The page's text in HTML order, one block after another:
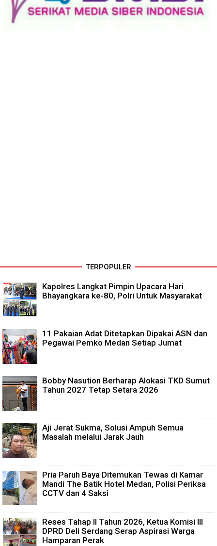
TERPOPULER
Kapolres Langkat Pimpin Upacara Hari
Bhayangkara ke-80, Polri Untuk Masyarakat
11 Pakaian Adat Ditetapkan Dipakai ASN dan
Pegawai Pemko Medan Setiap Jumat
Bobby Nasution Berharap Alokasi TKD Sumut
Tahun 2027 Tetap Setara 2026
Aji Jerat Sukma, Solusi Ampuh Semua
Masalah melalui Jarak Jauh
Pria Paruh Baya Ditemukan Tewas di Kamar
Mandi The Batik Hotel Medan, Polisi Periksa
CCTV dan 4 Saksi
Reses Tahap II Tahun 2026, Ketua Komisi III
DPRD Deli Serdang Serap Aspirasi Warga
Hamparan Perak